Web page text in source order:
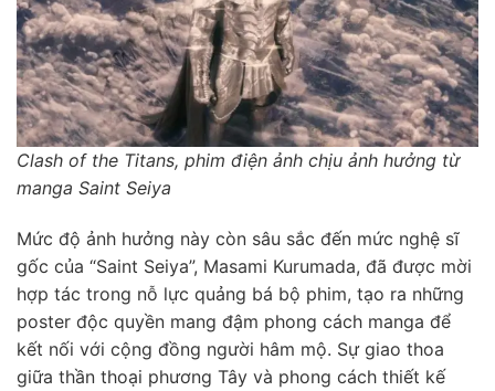
Clash of the Titans, phim điện ảnh chịu ảnh hưởng từ
manga Saint Seiya
Mức độ ảnh hưởng này còn sâu sắc đến mức nghệ sĩ
gốc của “Saint Seiya”, Masami Kurumada, đã được mời
hợp tác trong nỗ lực quảng bá bộ phim, tạo ra những
poster độc quyền mang đậm phong cách manga để
kết nối với cộng đồng người hâm mộ. Sự giao thoa
giữa thần thoại phương Tây và phong cách thiết kế